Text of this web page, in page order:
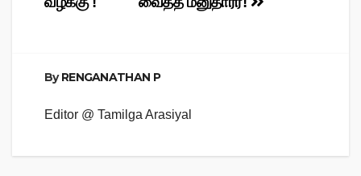
ByRENGANATHAN P
Editor @ Tamilga Arasiyal